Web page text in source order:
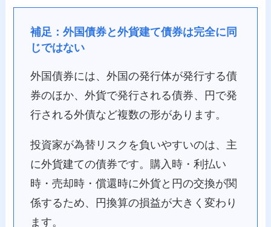
補足：外国債券と外貨建て債券は完全に同
じではない
外国債券には、外国の発行体が発行する債
券のほか、外貨で発行される債券、円で発
行される外債など複数の形があります。
投資家が為替リスクを負いやすいのは、主
に外貨建ての債券です。購入時・利払い
時・売却時・償還時に外貨と円の交換が関
係するため、円換算の損益が大きく変わり
ます。